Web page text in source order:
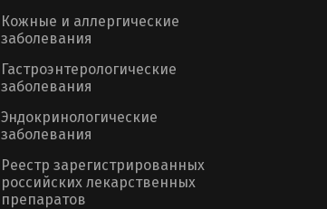
Кожные и аллергические
заболевания
Гастроэнтерологические
заболевания
Эндокринологические
заболевания
Реестр зарегистрированных
российских лекарственных
препаратов